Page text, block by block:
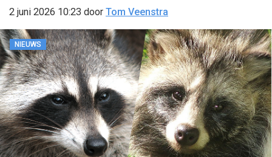
2 juni 2026 10:23 door Tom Veenstra
NIEUWS